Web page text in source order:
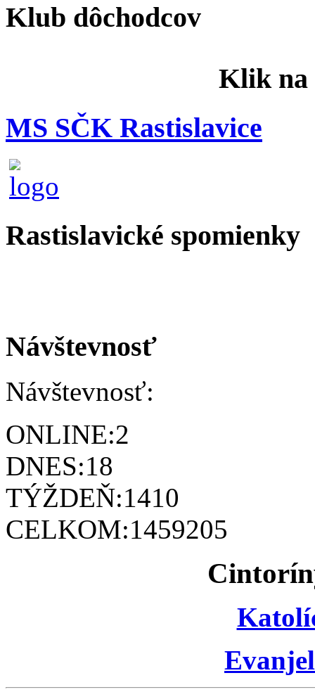
Klub dôchodcov
Klik na
MS SČK Rastislavice
Rastislavické spomienky
Návštevnosť
Návštevnosť:
ONLINE:2
DNES:18
TÝŽDEŇ:1410
CELKOM:1459205